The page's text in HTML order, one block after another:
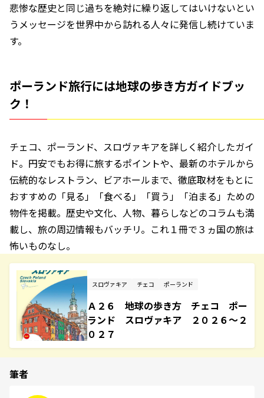
悲惨な歴史と同じ過ちを絶対に繰り返してはいけないとい
うメッセージを世界中から訪れる人々に発信し続けていま
す。
ポーランド旅行には地球の歩き方ガイドブッ
ク！
チェコ、ポーランド、スロヴァキアを詳しく紹介したガイ
ド。円安でもお得に旅するポイントや、最新のホテルから
伝統的なレストラン、ビアホールまで、徹底取材をもとに
おすすめの「見る」「食べる」「買う」「泊まる」ための
物件を掲載。歴史や文化、人物、暮らしなどのコラムも満
載し、旅の周辺情報もバッチリ。これ１冊で３ヵ国の旅は
怖いものなし。
スロヴァキア チェコ ポーランド
Ａ２６ 地球の歩き方 チェコ ポー
ランド スロヴァキア ２０２６～２
０２７
筆者